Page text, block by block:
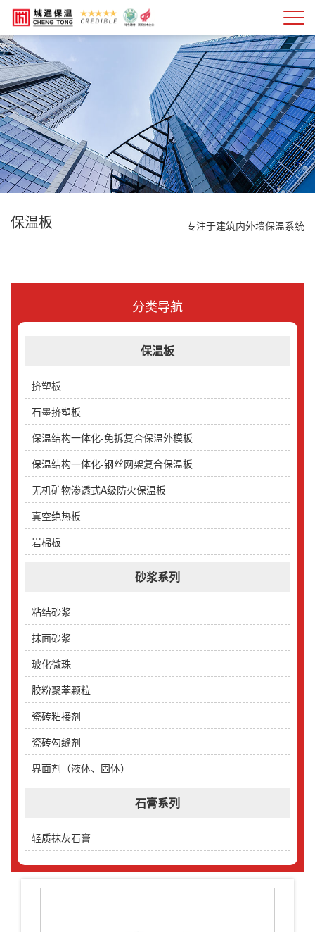
保温板 专注于建筑内外墙保温系统
分类导航
保温板
挤塑板
石墨挤塑板
保温结构一体化-免拆复合保温外模板
保温结构一体化-钢丝网架复合保温板
无机矿物渗透式A级防火保温板
真空绝热板
岩棉板
砂浆系列
粘结砂浆
抹面砂浆
玻化微珠
胶粉聚苯颗粒
瓷砖粘接剂
瓷砖勾缝剂
界面剂（液体、固体）
石膏系列
轻质抹灰石膏